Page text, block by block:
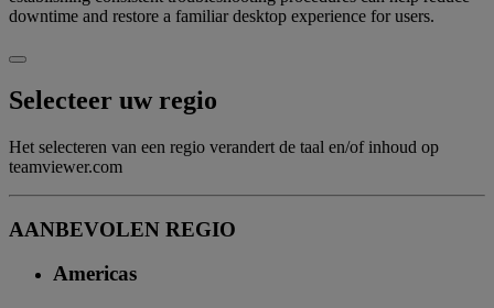
downtime and restore a familiar desktop experience for users.
Selecteer uw regio
Het selecteren van een regio verandert de taal en/of inhoud op
teamviewer.com
AANBEVOLEN REGIO
Americas